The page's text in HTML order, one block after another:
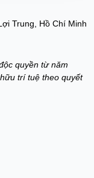
Trung, Hồ Chí Minh
quyền từ năm
trí tuệ theo quyết